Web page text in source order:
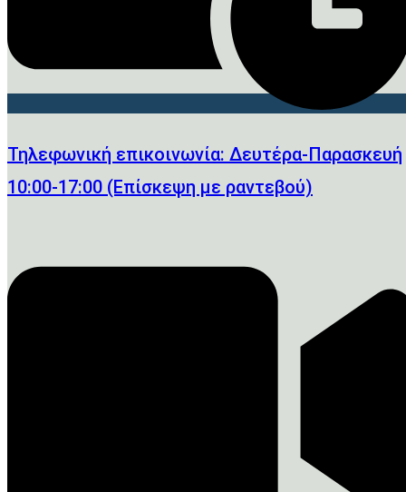
Τηλεφωνική επικοινωνία: Δευτέρα-Παρασκευή
10:00-17:00 (Επίσκεψη με ραντεβού)